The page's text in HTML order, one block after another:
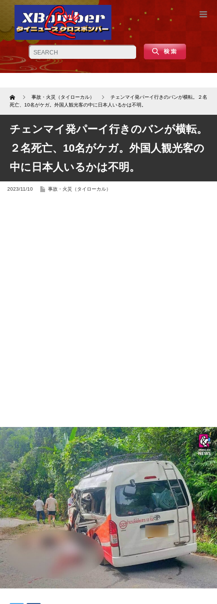
Home 事故・火災（タイローカル）
チェンマイ発パーイ行きのバンが横転。２名
死亡、10名がケガ。外国人観光客の中に日本人いるかは不明。
チェンマイ発パーイ行きのバンが横転。
２名死亡、10名がケガ。外国人観光客の
中に日本人いるかは不明。
2023/11/10 事故・火災（タイローカル）